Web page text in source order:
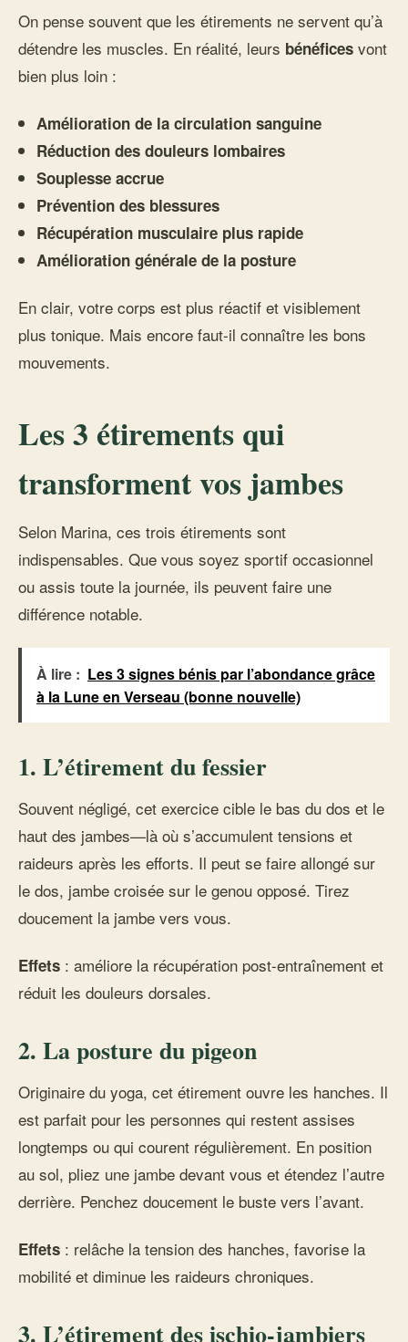
On pense souvent que les étirements ne servent qu’à
détendre les muscles. En réalité, leurs bénéfices vont
bien plus loin :
Amélioration de la circulation sanguine
Réduction des douleurs lombaires
Souplesse accrue
Prévention des blessures
Récupération musculaire plus rapide
Amélioration générale de la posture
En clair, votre corps est plus réactif et visiblement
plus tonique. Mais encore faut-il connaître les bons
mouvements.
Les 3 étirements qui
transforment vos jambes
Selon Marina, ces trois étirements sont
indispensables. Que vous soyez sportif occasionnel
ou assis toute la journée, ils peuvent faire une
différence notable.
À lire : Les 3 signes bénis par l’abondance grâce
à la Lune en Verseau (bonne nouvelle)
1. L’étirement du fessier
Souvent négligé, cet exercice cible le bas du dos et le
haut des jambes—là où s’accumulent tensions et
raideurs après les efforts. Il peut se faire allongé sur
le dos, jambe croisée sur le genou opposé. Tirez
doucement la jambe vers vous.
Effets : améliore la récupération post-entraînement et
réduit les douleurs dorsales.
2. La posture du pigeon
Originaire du yoga, cet étirement ouvre les hanches. Il
est parfait pour les personnes qui restent assises
longtemps ou qui courent régulièrement. En position
au sol, pliez une jambe devant vous et étendez l’autre
derrière. Penchez doucement le buste vers l’avant.
Effets : relâche la tension des hanches, favorise la
mobilité et diminue les raideurs chroniques.
3. L’étirement des ischio-jambiers